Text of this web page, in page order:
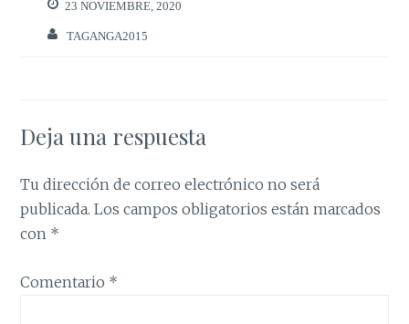
23 NOVIEMBRE, 2020
TAGANGA2015
Deja una respuesta
Tu dirección de correo electrónico no será
publicada. Los campos obligatorios están marcados
con *
Comentario *